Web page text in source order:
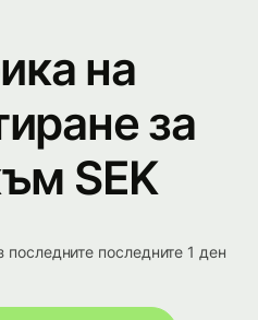
на
за
SEK
последните 1 ден